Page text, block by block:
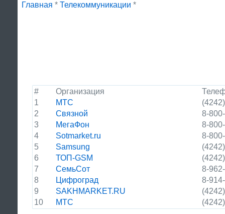
Главная * Телекоммуникации *
# Организация
1
МТС
2
Связной
8-
3
МегаФон
8-
4
Sotmarket.ru
8-
5
Samsung
6
ТОП-GSM
7
СемьСот
8-
8
Цифроград
8-
9
SAKHMARKET.RU
10
МТС